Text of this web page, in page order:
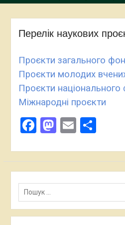
Перелік наукових
Проєкти загального
Проєкти молодих
Проєкти
Міжнародні проєкти
Facebook
Mastodon
Email
Пошук: